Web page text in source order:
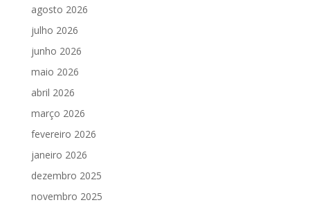
agosto 2026
julho 2026
junho 2026
maio 2026
abril 2026
março 2026
fevereiro 2026
janeiro 2026
dezembro 2025
novembro 2025